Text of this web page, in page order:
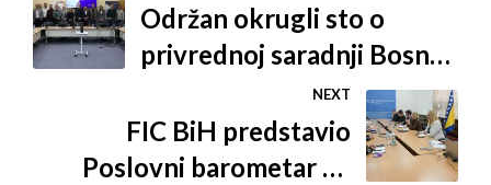
Održan okrugli sto o
privrednoj saradnji Bosne i
Hercegovine i Saudijske
Arabije
NEXT
FIC BiH predstavio
Poslovni barometar na